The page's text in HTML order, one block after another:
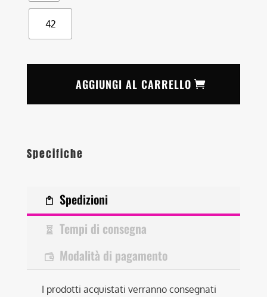
42
AGGIUNGI AL CARRELLO
Specifiche
Spedizioni
Tempi di consegna
Modalità di pagamento
I prodotti acquistati verranno consegnati